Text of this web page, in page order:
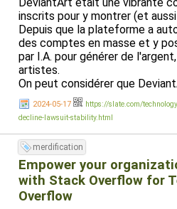
inscrits pour y montrer (et
Depuis que la plateforme a
des comptes en masse et y
par I.A. pour générer de
artistes.
On peut considérer que
2024-05-17
https://slate.com/
decline-lawsuit-stability.html
merdification
Empower your
with Stack Overflow for
Overflow